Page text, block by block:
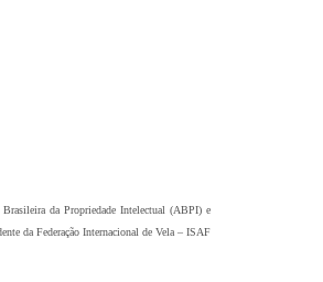
da Propriedade Intelectual (ABPI) e
da Federação Internacional de Vela – ISAF